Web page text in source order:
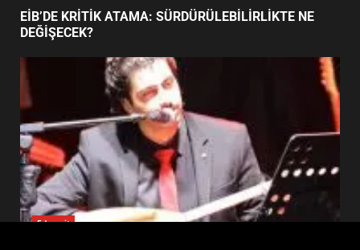
5
6
BURHANİYE SATRANÇ
TURNUVASI KAYITLARI NEYİ
DEĞİŞTİRİYOR?
7
BURHANİYE BELEDİYESPOR’DA
YENİ YÖNETİM NASIL
ŞEKİLLENDİ?
Haber
EİB’DE KRİTİK ATAMA: SÜRDÜRÜLEBİLİRLİKTE NE
DEĞİŞECEK?